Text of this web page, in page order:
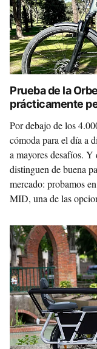
Prueba de la
prácticamente
Por debajo de los
cómoda para el día a
a mayores desafíos.
distinguen de buena
mercado: probamos
MID, una de las